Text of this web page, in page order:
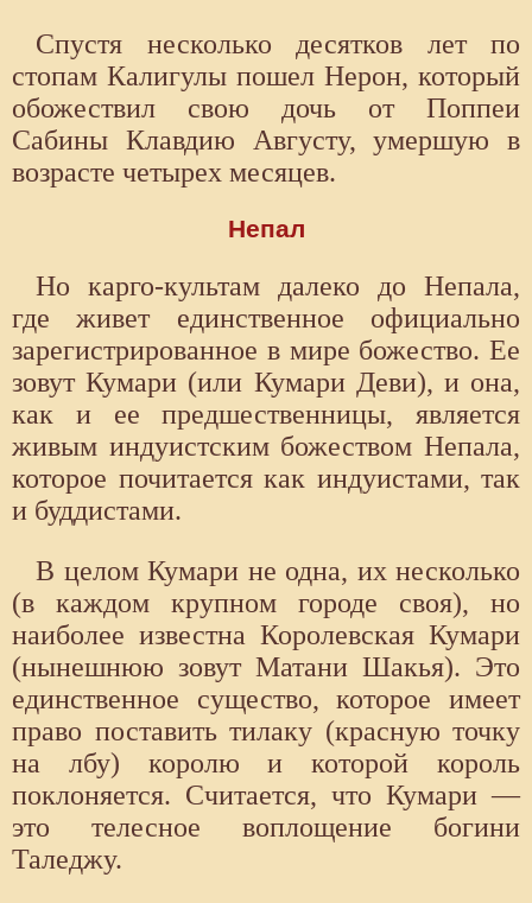
Спустя несколько десятков лет по
стопам Калигулы пошел Нерон, который
обожествил свою дочь от Поппеи
Сабины Клавдию Августу, умершую в
возрасте четырех месяцев.
Непал
Но карго-культам далеко до Непала,
где живет единственное официально
зарегистрированное в мире божество. Ее
зовут Кумари (или Кумари Деви), и она,
как и ее предшественницы, является
живым индуистским божеством Непала,
которое почитается как индуистами, так
и буддистами.
В целом Кумари не одна, их несколько
(в каждом крупном городе своя), но
наиболее известна Королевская Кумари
(нынешнюю зовут Матани Шакья). Это
единственное существо, которое имеет
право поставить тилаку (красную точку
на лбу) королю и которой король
поклоняется. Считается, что Кумари —
это телесное воплощение богини
Таледжу.